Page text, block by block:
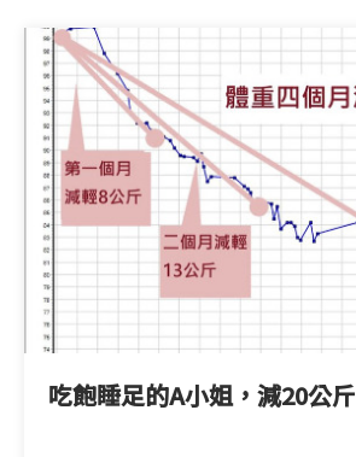
吃飽睡足的A小姐，減20公斤